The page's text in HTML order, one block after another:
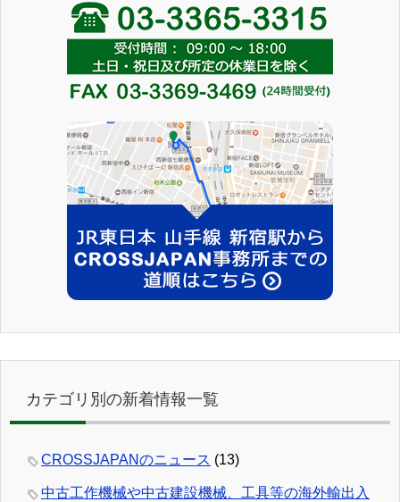
カテゴリ別の新着情報一覧
CROSSJAPANのニュース (13)
中古工作機械や中古建設機械、工具等の海外輸出入